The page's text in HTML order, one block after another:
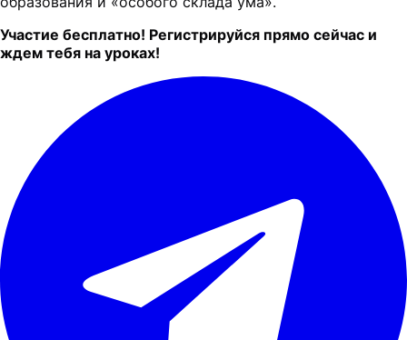
Участие бесплатно! Регистрируйся прямо сейчас и
ждем тебя на уроках!